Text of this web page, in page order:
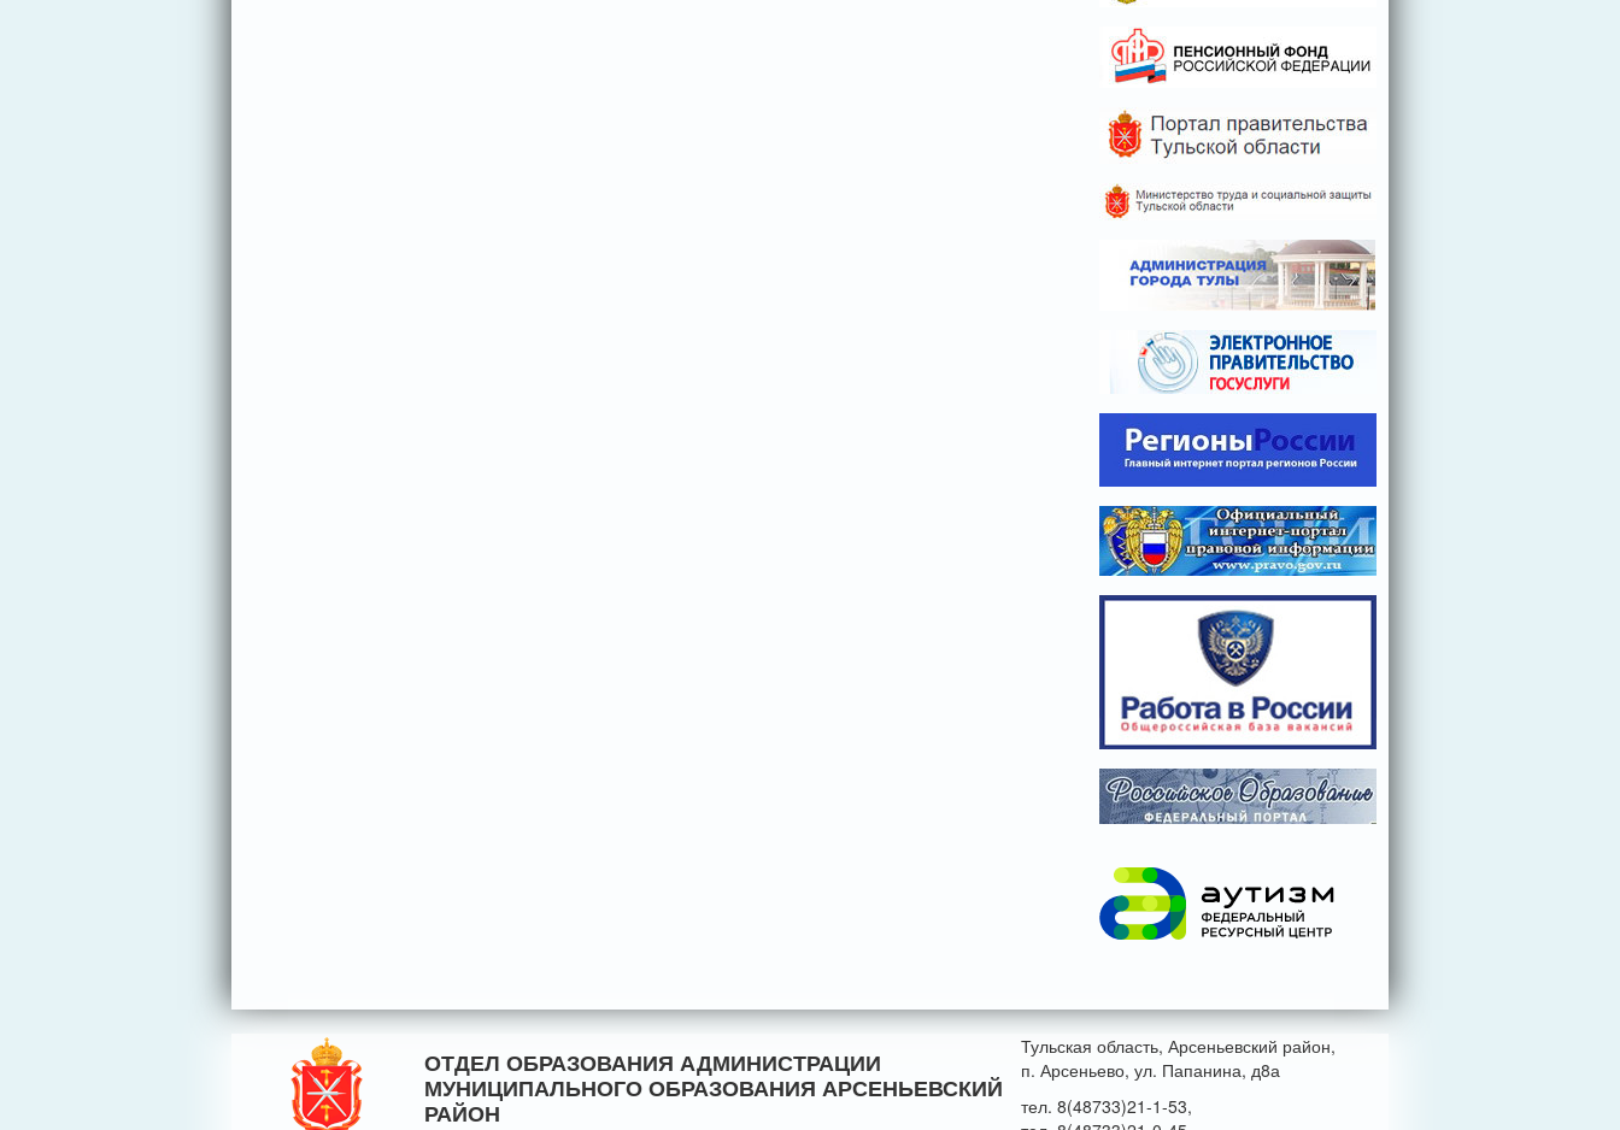
ОТДЕЛ ОБРАЗОВАНИЯ АДМИНИСТРАЦИИ
МУНИЦИПАЛЬНОГО ОБРАЗОВАНИЯ АРСЕНЬЕВСКИЙ
РАЙОН
Тульская область, Арсеньевский район,
п. Арсеньево, ул. Папанина, д8а
тел. 8(48733)21-1-53,